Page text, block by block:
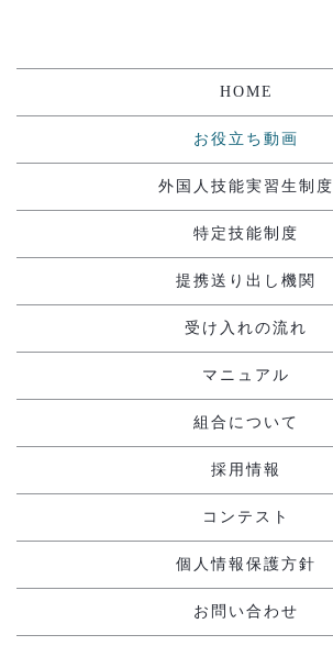
HOME
お役立ち動画
外国人技能実習生制度
特定技能制度
提携送り出し機関
受け入れの流れ
マニュアル
組合について
採用情報
コンテスト
個人情報保護方針
お問い合わせ